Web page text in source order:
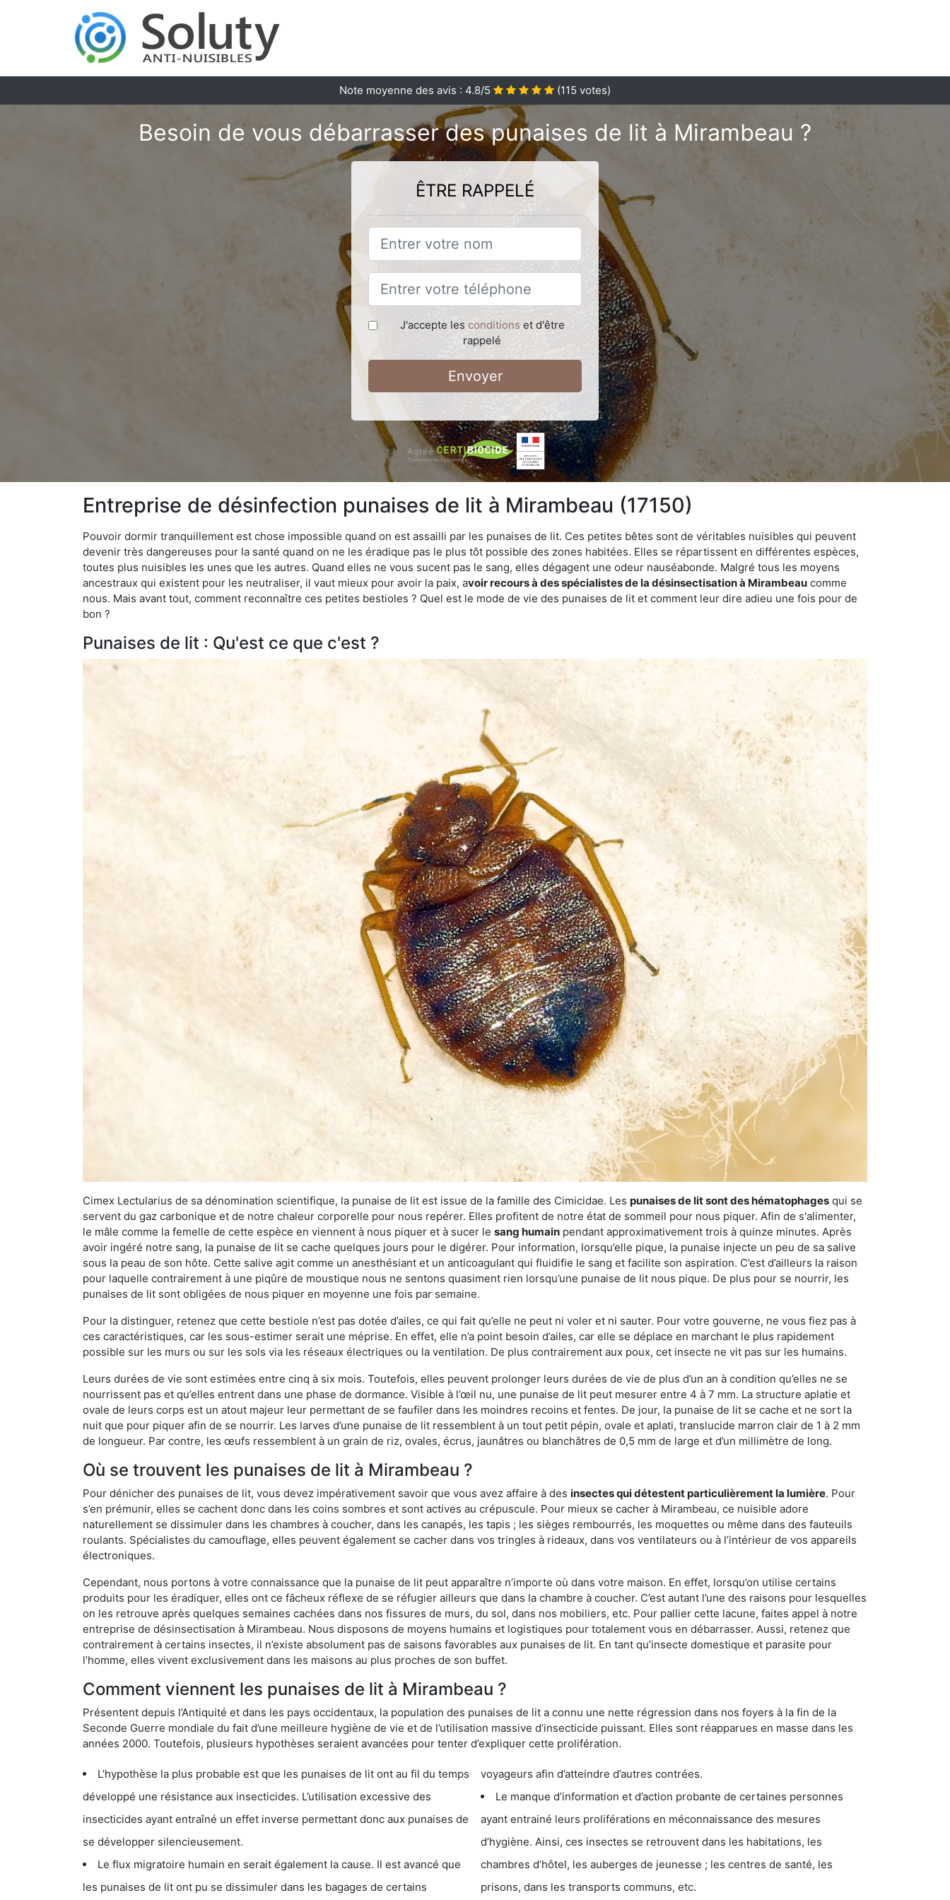
Note moyenne des avis : 4.8/5 (115 votes)
Besoin de vous débarrasser des punaises de lit à Mirambeau ?
ÊTRE RAPPELÉ
J'accepte les conditions et d'être
rappelé
Envoyer
Entreprise de désinfection punaises de lit à Mirambeau (17150)
Pouvoir dormir tranquillement est chose impossible quand on est assailli par les punaises de lit. Ces petites bêtes sont de véritables nuisibles qui peuvent
devenir très dangereuses pour la santé quand on ne les éradique pas le plus tôt possible des zones habitées. Elles se répartissent en différentes espèces,
toutes plus nuisibles les unes que les autres. Quand elles ne vous sucent pas le sang, elles dégagent une odeur nauséabonde. Malgré tous les moyens
ancestraux qui existent pour les neutraliser, il vaut mieux pour avoir la paix, avoir recours à des spécialistes de la désinsectisation à Mirambeau comme
nous. Mais avant tout, comment reconnaître ces petites bestioles ? Quel est le mode de vie des punaises de lit et comment leur dire adieu une fois pour de
bon ?
Punaises de lit : Qu'est ce que c'est ?
Cimex Lectularius de sa dénomination scientifique, la punaise de lit est issue de la famille des Cimicidae. Les punaises de lit sont des hématophages qui se
servent du gaz carbonique et de notre chaleur corporelle pour nous repérer. Elles profitent de notre état de sommeil pour nous piquer. Afin de s'alimenter,
le mâle comme la femelle de cette espèce en viennent à nous piquer et à sucer le sang humain pendant approximativement trois à quinze minutes. Après
avoir ingéré notre sang, la punaise de lit se cache quelques jours pour le digérer. Pour information, lorsqu’elle pique, la punaise injecte un peu de sa salive
sous la peau de son hôte. Cette salive agit comme un anesthésiant et un anticoagulant qui fluidifie le sang et facilite son aspiration. C’est d’ailleurs la raison
pour laquelle contrairement à une piqûre de moustique nous ne sentons quasiment rien lorsqu’une punaise de lit nous pique. De plus pour se nourrir, les
punaises de lit sont obligées de nous piquer en moyenne une fois par semaine.
Pour la distinguer, retenez que cette bestiole n’est pas dotée d’ailes, ce qui fait qu’elle ne peut ni voler et ni sauter. Pour votre gouverne, ne vous fiez pas à
ces caractéristiques, car les sous-estimer serait une méprise. En effet, elle n’a point besoin d’ailes, car elle se déplace en marchant le plus rapidement
possible sur les murs ou sur les sols via les réseaux électriques ou la ventilation. De plus contrairement aux poux, cet insecte ne vit pas sur les humains.
Leurs durées de vie sont estimées entre cinq à six mois. Toutefois, elles peuvent prolonger leurs durées de vie de plus d’un an à condition qu’elles ne se
nourrissent pas et qu’elles entrent dans une phase de dormance. Visible à l’œil nu, une punaise de lit peut mesurer entre 4 à 7 mm. La structure aplatie et
ovale de leurs corps est un atout majeur leur permettant de se faufiler dans les moindres recoins et fentes. De jour, la punaise de lit se cache et ne sort la
nuit que pour piquer afin de se nourrir. Les larves d’une punaise de lit ressemblent à un tout petit pépin, ovale et aplati, translucide marron clair de 1 à 2 mm
de longueur. Par contre, les œufs ressemblent à un grain de riz, ovales, écrus, jaunâtres ou blanchâtres de 0,5 mm de large et d’un millimètre de long.
Où se trouvent les punaises de lit à Mirambeau ?
Pour dénicher des punaises de lit, vous devez impérativement savoir que vous avez affaire à des insectes qui détestent particulièrement la lumière. Pour
s’en prémunir, elles se cachent donc dans les coins sombres et sont actives au crépuscule. Pour mieux se cacher à Mirambeau, ce nuisible adore
naturellement se dissimuler dans les chambres à coucher, dans les canapés, les tapis ; les sièges rembourrés, les moquettes ou même dans des fauteuils
roulants. Spécialistes du camouflage, elles peuvent également se cacher dans vos tringles à rideaux, dans vos ventilateurs ou à l’intérieur de vos appareils
électroniques.
Cependant, nous portons à votre connaissance que la punaise de lit peut apparaître n’importe où dans votre maison. En effet, lorsqu’on utilise certains
produits pour les éradiquer, elles ont ce fâcheux réflexe de se réfugier ailleurs que dans la chambre à coucher. C’est autant l’une des raisons pour lesquelles
on les retrouve après quelques semaines cachées dans nos fissures de murs, du sol, dans nos mobiliers, etc. Pour pallier cette lacune, faites appel à notre
entreprise de désinsectisation à Mirambeau. Nous disposons de moyens humains et logistiques pour totalement vous en débarrasser. Aussi, retenez que
contrairement à certains insectes, il n’existe absolument pas de saisons favorables aux punaises de lit. En tant qu’insecte domestique et parasite pour
l’homme, elles vivent exclusivement dans les maisons au plus proches de son buffet.
Comment viennent les punaises de lit à Mirambeau ?
Présentent depuis l’Antiquité et dans les pays occidentaux, la population des punaises de lit a connu une nette régression dans nos foyers à la fin de la
Seconde Guerre mondiale du fait d’une meilleure hygiène de vie et de l’utilisation massive d’insecticide puissant. Elles sont réapparues en masse dans les
années 2000. Toutefois, plusieurs hypothèses seraient avancées pour tenter d’expliquer cette prolifération.
L’hypothèse la plus probable est que les punaises de lit ont au fil du temps
développé une résistance aux insecticides. L’utilisation excessive des
insecticides ayant entraîné un effet inverse permettant donc aux punaises de
se développer silencieusement.
Le flux migratoire humain en serait également la cause. Il est avancé que
les punaises de lit ont pu se dissimuler dans les bagages de certains
voyageurs afin d’atteindre d’autres contrées.
Le manque d’information et d’action probante de certaines personnes
ayant entrainé leurs proliférations en méconnaissance des mesures
d’hygiène. Ainsi, ces insectes se retrouvent dans les habitations, les
chambres d’hôtel, les auberges de jeunesse ; les centres de santé, les
prisons, dans les transports communs, etc.